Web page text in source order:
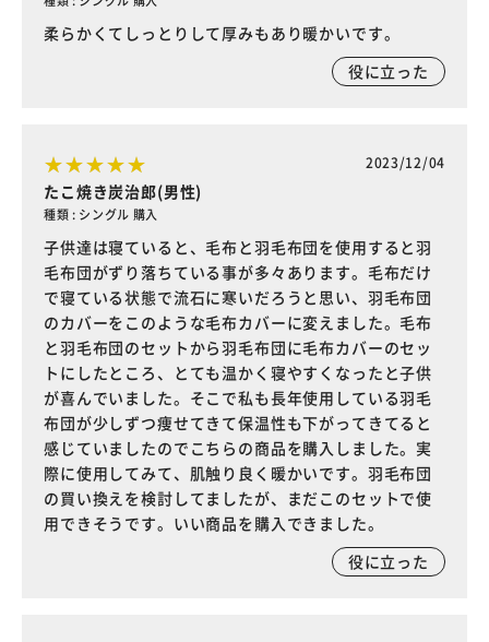
柔らかくてしっとりして厚みもあり暖かいです。
役に立った
2023/12/04
たこ焼き炭治郎(男性)
種類 : シングル 購入
子供達は寝ていると、毛布と羽毛布団を使用すると羽
毛布団がずり落ちている事が多々あります。毛布だけ
で寝ている状態で流石に寒いだろうと思い、羽毛布団
のカバーをこのような毛布カバーに変えました。毛布
と羽毛布団のセットから羽毛布団に毛布カバーのセッ
トにしたところ、とても温かく寝やすくなったと子供
が喜んでいました。そこで私も長年使用している羽毛
布団が少しずつ痩せてきて保温性も下がってきてると
感じていましたのでこちらの商品を購入しました。実
際に使用してみて、肌触り良く暖かいです。羽毛布団
の買い換えを検討してましたが、まだこのセットで使
用できそうです。いい商品を購入できました。
役に立った